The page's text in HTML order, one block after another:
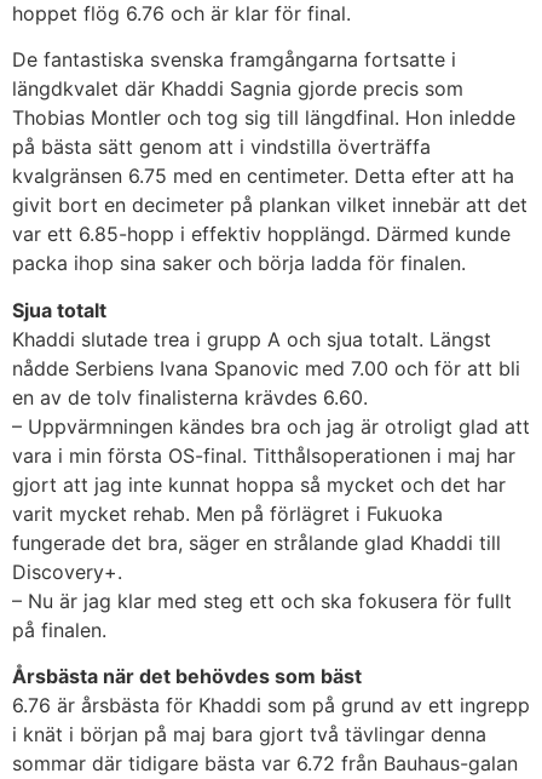
hoppet flög 6.76 och är klar för final.
De fantastiska svenska framgångarna fortsatte i
längdkvalet där Khaddi Sagnia gjorde precis som
Thobias Montler och tog sig till längdfinal. Hon inledde
på bästa sätt genom att i vindstilla överträffa
kvalgränsen 6.75 med en centimeter. Detta efter att ha
givit bort en decimeter på plankan vilket innebär att det
var ett 6.85-hopp i effektiv hopplängd. Därmed kunde
packa ihop sina saker och börja ladda för finalen.
Sjua totalt
Khaddi slutade trea i grupp A och sjua totalt. Längst
nådde Serbiens Ivana Spanovic med 7.00 och för att bli
en av de tolv finalisterna krävdes 6.60.
– Uppvärmningen kändes bra och jag är otroligt glad att
vara i min första OS-final. Titthålsoperationen i maj har
gjort att jag inte kunnat hoppa så mycket och det har
varit mycket rehab. Men på förlägret i Fukuoka
fungerade det bra, säger en strålande glad Khaddi till
Discovery+.
– Nu är jag klar med steg ett och ska fokusera för fullt
på finalen.
Årsbästa när det behövdes som bäst
6.76 är årsbästa för Khaddi som på grund av ett ingrepp
i knät i början på maj bara gjort två tävlingar denna
sommar där tidigare bästa var 6.72 från Bauhaus-galan